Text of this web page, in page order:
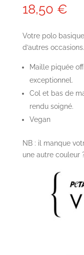
18,50 €
Votre polo
d’autres occasions.
Maille piquée
exceptionnel.
Col et bas de
rendu soigné.
Vegan
NB : il manque
une autre couleur